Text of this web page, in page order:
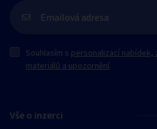
Vše o inzerci
Souhlasím s personalizací nabídek,
materiálů a upozornění.